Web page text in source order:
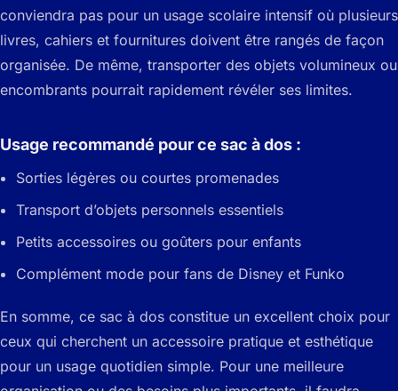
conviendra pas pour un usage scolaire intensif où plusieurs
livres, cahiers et fournitures doivent être rangés de façon
organisée. De même, transporter des objets volumineux ou
encombrants pourrait rapidement révéler ses limites.
Usage recommandé pour ce sac à dos :
Sorties légères ou courtes promenades
Transport d’objets personnels essentiels
Petits accessoires ou goûters pour enfants
Complément mode pour fans de Disney et Funko
En somme, ce sac à dos constitue un excellent choix pour
ceux qui cherchent un accessoire pratique et esthétique
pour un usage quotidien simple. Pour une meilleure